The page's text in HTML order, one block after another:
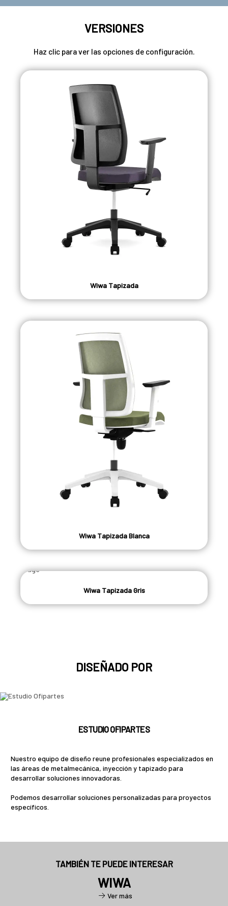
VERSIONES
Haz clic para ver las opciones de configuración.
Wiwa Tapizada
Wiwa Tapizada Blanca
Wiwa Tapizada Gris
DISEÑADO POR
ESTUDIO OFIPARTES
Nuestro equipo de diseño reune profesionales especializados en
las áreas de metalmecánica, inyección y tapizado para
desarrollar soluciones innovadoras.
Podemos desarrollar soluciones personalizadas para proyectos
específicos.
TAMBIÉN TE PUEDE INTERESAR
WIWA
Ver más